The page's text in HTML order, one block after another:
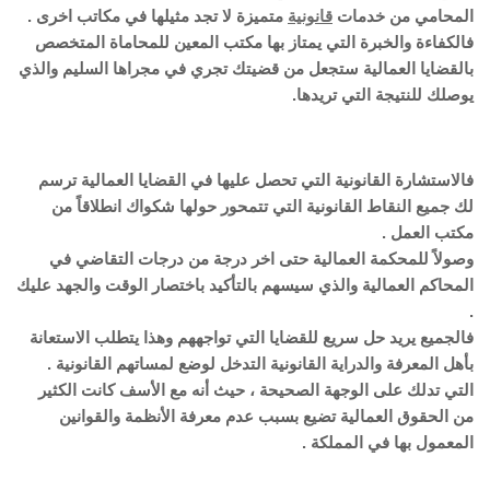
المحامي من خدمات قانونية متميزة لا تجد مثيلها في مكاتب اخرى .
فالكفاءة والخبرة التي يمتاز بها مكتب المعين للمحاماة المتخصص
بالقضايا العمالية ستجعل من قضيتك تجري في مجراها السليم والذي
يوصلك للنتيجة التي تريدها.
فالاستشارة القانونية التي تحصل عليها في القضايا العمالية ترسم
لك جميع النقاط القانونية التي تتمحور حولها شكواك انطلاقاً من
مكتب العمل .
وصولاً للمحكمة العمالية حتى اخر درجة من درجات التقاضي في
المحاكم العمالية والذي سيسهم بالتأكيد باختصار الوقت والجهد عليك
.
فالجميع يريد حل سريع للقضايا التي تواجههم وهذا يتطلب الاستعانة
بأهل المعرفة والدراية القانونية التدخل لوضع لمساتهم القانونية .
التي تدلك على الوجهة الصحيحة ، حيث أنه مع الأسف كانت الكثير
من الحقوق العمالية تضيع بسبب عدم معرفة الأنظمة والقوانين
المعمول بها في المملكة .